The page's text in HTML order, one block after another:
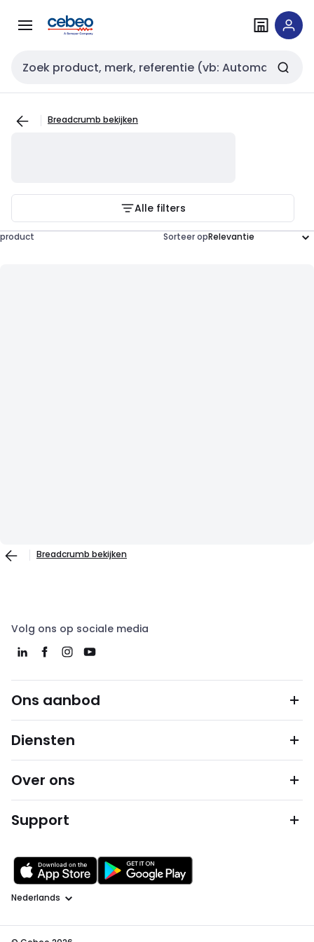
naar
naar
Zoekveld invoer
Breadcrumb bekijken
Alle filters
product Sorteer op
Breadcrumb bekijken
Volg ons op sociale media
Ons aanbod
Diensten
Over ons
Support
Taal